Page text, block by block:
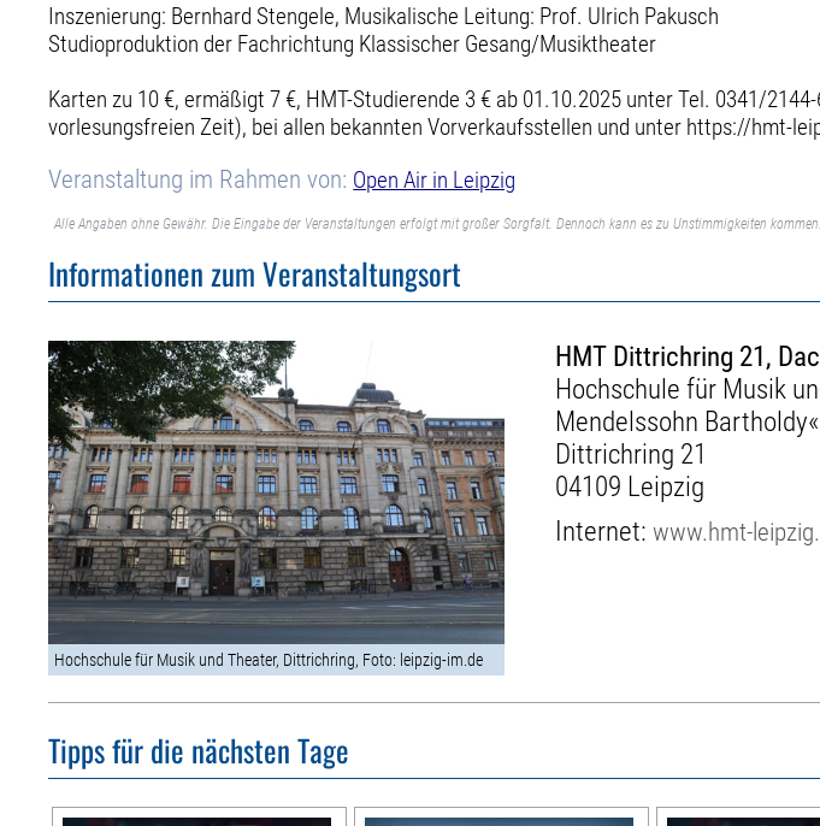
Inszenierung: Bernhard Stengele, Musikalische Leitung: Prof. Ulrich Pakusch
Studioproduktion der Fachrichtung Klassischer Gesang/Musiktheater
Karten zu 10 €, ermäßigt 7 €, HMT-Studierende 3 € ab 01.10.2025 unter Tel. 0341/
vorlesungsfreien Zeit), bei allen bekannten Vorverkaufsstellen und unter https://hmt-
Veranstaltung im Rahmen von: Open Air in Leipzig
Alle Angaben ohne Gewähr. Die Eingabe der Veranstaltungen erfolgt mit großer Sorgfalt. Dennoch kann es zu Unstimmigkeiten
Informationen zum Veranstaltungsort
Hochschule für Musik und Theater, Dittrichring, Foto: leipzig-im.de
HMT Dittrichring 21,
Hochschule für Musik
Mendelssohn Bartholdy«
Dittrichring 21
04109 Leipzig
Internet:www.hmt-
Tipps für die nächsten Tage